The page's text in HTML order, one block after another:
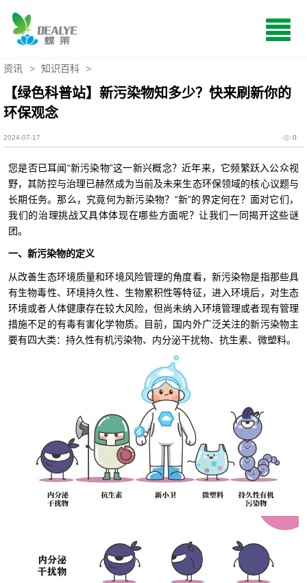
资讯 > 知识百科 >
【绿色科普站】新污染物知多少？快来刷新你的
环保观念
2024-07-17 0
您是否已耳闻“新污染物”这一新兴概念？近年来，它频繁跃入公众视
野，其防控与治理已赫然成为当前及未来生态环保领域的核心议题与
长期任务。那么，究竟何为新污染物？“新”的界定何在？面对它们，
我们的治理挑战又具体体现在哪些方面呢？让我们一同揭开这些谜
团。
一、新污染物的定义
从改善生态环境质量和环境风险管理的角度看，新污染物是指那些具
有生物毒性、环境持久性、生物累积性等特征，进入环境后，对生态
环境或者人体健康存在较大风险，但尚未纳入环境管理或者现有管理
措施不足的有毒有害化学物质。目前，国内外广泛关注的新污染物主
要有四大类：持久性有机污染物、内分泌干扰物、抗生素、微塑料。